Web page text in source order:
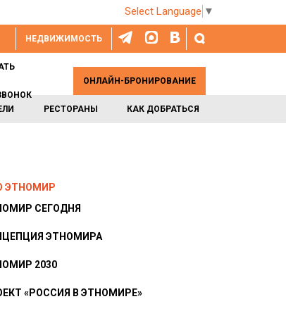
Select Language ▼
НЕДВИЖИМОСТЬ
РЕСТОРАНЫ КАК ДОБРАТЬСЯ
ОНЛАЙН-БРОНИРОВАНИЕ
ЭТНОМИР
СЕГОДНЯ
ЭТНОМИРА
2030
«РОССИЯ В ЭТНОМИРЕ»